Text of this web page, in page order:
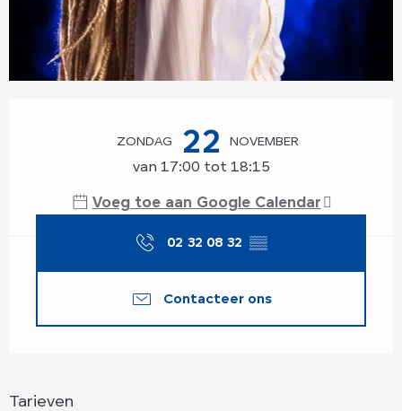
ZONDAG 22 NOVEMBER
van 17:00 tot 18:15
Voeg toe aan Google Calendar
02 32 08 32 ▒▒
Contacteer ons
Tarieven